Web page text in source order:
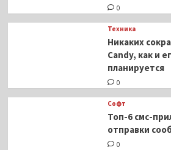
0
Техника
Никаких
Candy, как и
планируется
0
Софт
Топ-6 смс-
отправки
0